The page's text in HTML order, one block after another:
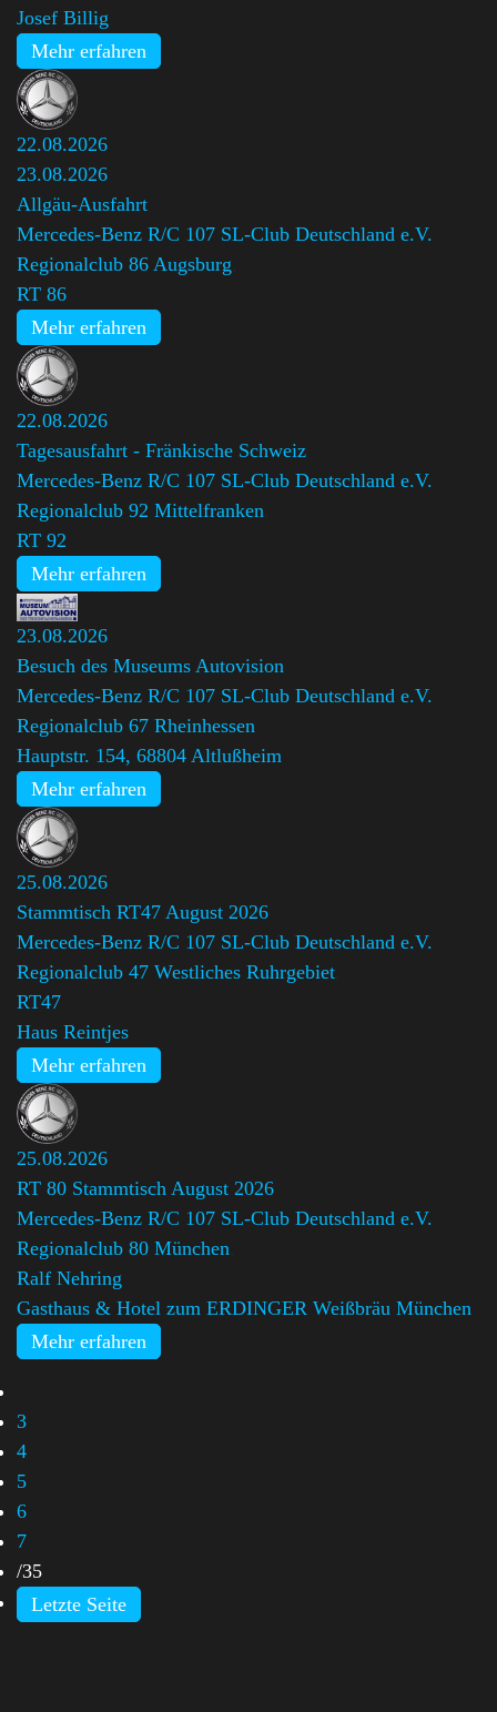
Josef Billig
Mehr erfahren
22.08.2026
23.08.2026
Allgäu-Ausfahrt
Mercedes-Benz R/C 107 SL-Club Deutschland e.V.
Regionalclub 86 Augsburg
RT 86
Mehr erfahren
22.08.2026
Tagesausfahrt - Fränkische Schweiz
Mercedes-Benz R/C 107 SL-Club Deutschland e.V.
Regionalclub 92 Mittelfranken
RT 92
Mehr erfahren
23.08.2026
Besuch des Museums Autovision
Mercedes-Benz R/C 107 SL-Club Deutschland e.V.
Regionalclub 67 Rheinhessen
Hauptstr. 154, 68804 Altlußheim
Mehr erfahren
25.08.2026
Stammtisch RT47 August 2026
Mercedes-Benz R/C 107 SL-Club Deutschland e.V.
Regionalclub 47 Westliches Ruhrgebiet
RT47
Haus Reintjes
Mehr erfahren
25.08.2026
RT 80 Stammtisch August 2026
Mercedes-Benz R/C 107 SL-Club Deutschland e.V.
Regionalclub 80 München
Ralf Nehring
Gasthaus & Hotel zum ERDINGER Weißbräu München
Mehr erfahren
3
4
5
6
7
/35
Letzte Seite